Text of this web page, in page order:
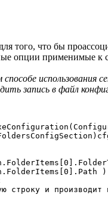
того, что бы
опции применимые к
использования
запись в файл
строку и